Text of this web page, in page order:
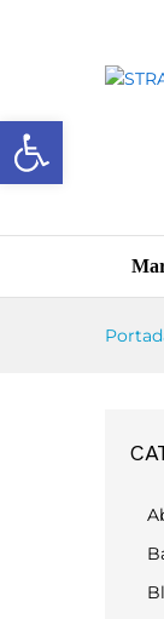
Abrir barra de herramientas